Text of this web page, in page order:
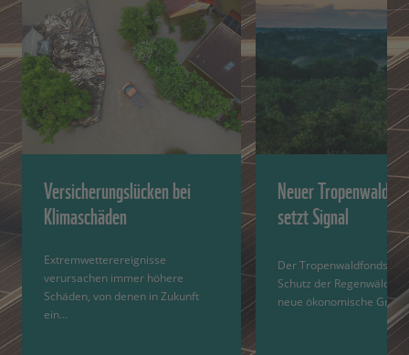
Versicherungslücken bei
Klimaschäden
Extremwetterereignisse
verursachen immer höhere
Schäden, von denen in Zukunft
ein…
Neuer
setzt Signal
Der Tropenwaldfonds
Schutz der Regenwälder
neue ökonomische